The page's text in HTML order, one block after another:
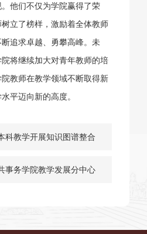
他们不仅为学院赢得了荣
立了榜样，激励着全体教师
追求卓越、勇攀高峰。未
将继续加大对青年教师的培
教师在教学领域不断取得新
平迈向新的高度。
科教学开展知识图谱整合
优化的试点工作
事务学院教学发展分中心